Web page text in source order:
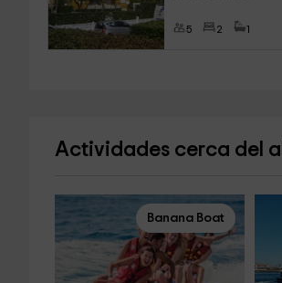
5 2 1
Actividades cerca del
Banana Boat